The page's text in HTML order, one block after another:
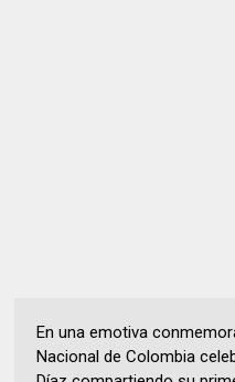
En una emotiva
Nacional de Colombia